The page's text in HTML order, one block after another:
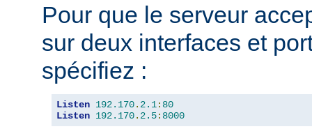
Pour que le serveur
sur deux interfaces et
spécifiez :
Listen 192.170. 2.1: 80
Listen 192.170. 2.5: 8000